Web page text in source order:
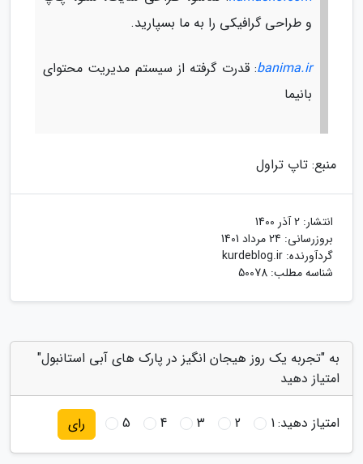
و طراحی گرافیکی را به ما بسپارید.
banima.ir: قدرت گرفته از سیستم مدیریت محتوای
بانیما
منبع: تاپ تراول
انتشار: 2 آذر 1400
بروزرسانی: 24 مرداد 1401
گردآورنده: kurdeblog.ir
شناسه مطلب: 50078
به "تجربه یک روز هیجان انگیز در پارک های آبی استانبول"
امتیاز دهید
امتیاز دهید:1
2
3
4
5 رای